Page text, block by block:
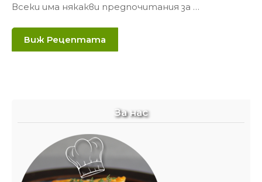
Всеки има някакви предпочитания за …
Виж Рецептата
За нас